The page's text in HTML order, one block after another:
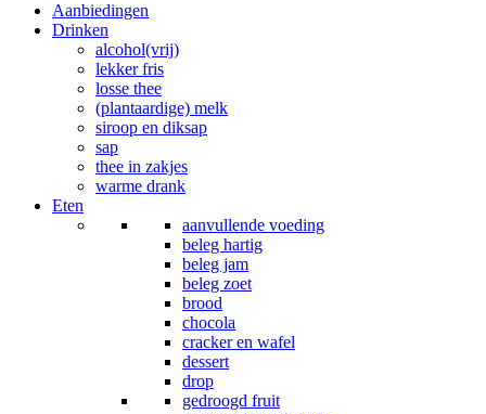
Aanbiedingen
Drinken
alcohol(vrij)
lekker fris
losse thee
(plantaardige) melk
siroop en diksap
sap
thee in zakjes
warme drank
Eten
aanvullende voeding
beleg hartig
beleg jam
beleg zoet
brood
chocola
cracker en wafel
dessert
drop
gedroogd fruit